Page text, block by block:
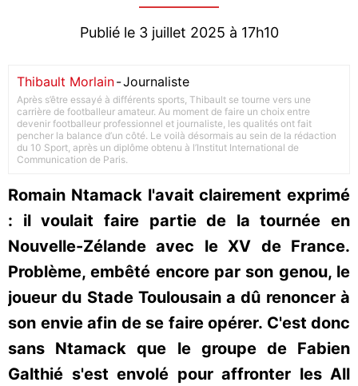
Publié le 3 juillet 2025 à 17h10
Thibault Morlain-Journaliste
Après s’être essayé à différents sports, Thibault se tourne vers une
carrière de footballeur amateur. Au moment de faire un choix entre
devenir footballeur professionnel et journaliste, les qualités ont fait
pencher la balance d’un côté. Le voilà désormais au sein de la rédaction
du 10 Sport, après un diplôme obtenu à l’Institut International de
Communication de Paris.
Romain Ntamack l'avait clairement exprimé
: il voulait faire partie de la tournée en
Nouvelle-Zélande avec le XV de France.
Problème, embêté encore par son genou, le
joueur du Stade Toulousain a dû renoncer à
son envie afin de se faire opérer. C'est donc
sans Ntamack que le groupe de Fabien
Galthié s'est envolé pour affronter les All